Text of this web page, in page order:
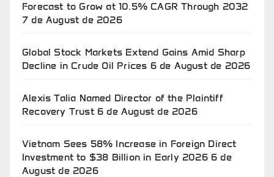
Forecast to Grow at 10.5% CAGR Through 2032
7 de August de 2026
Global Stock Markets Extend Gains Amid Sharp
Decline in Crude Oil Prices 6 de August de 2026
Alexis Talia Named Director of the Plaintiff
Recovery Trust 6 de August de 2026
Vietnam Sees 58% Increase in Foreign Direct
Investment to $38 Billion in Early 2026 6 de
August de 2026